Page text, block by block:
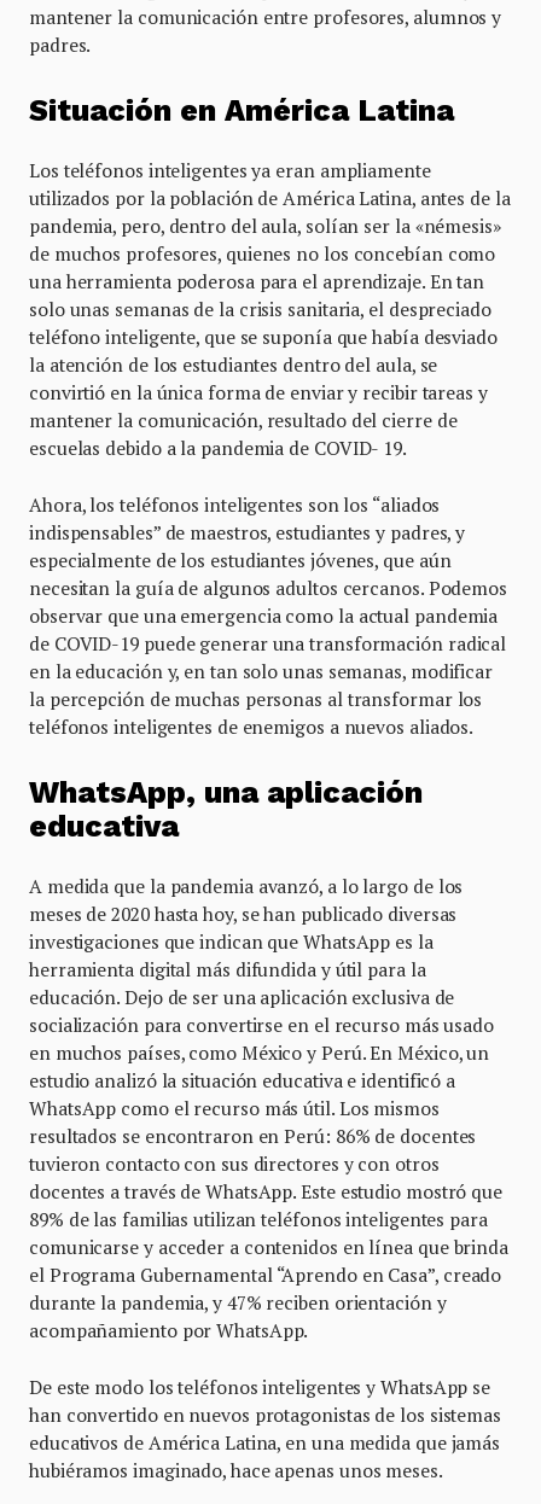
mantener la comunicación entre profesores, alumnos y
padres.
Situación en América Latina
Los teléfonos inteligentes ya eran ampliamente
utilizados por la población de América Latina, antes de la
pandemia, pero, dentro del aula, solían ser la «némesis»
de muchos profesores, quienes no los concebían como
una herramienta poderosa para el aprendizaje. En tan
solo unas semanas de la crisis sanitaria, el despreciado
teléfono inteligente, que se suponía que había desviado
la atención de los estudiantes dentro del aula, se
convirtió en la única forma de enviar y recibir tareas y
mantener la comunicación, resultado del cierre de
escuelas debido a la pandemia de COVID- 19.
Ahora, los teléfonos inteligentes son los “aliados
indispensables” de maestros, estudiantes y padres, y
especialmente de los estudiantes jóvenes, que aún
necesitan la guía de algunos adultos cercanos. Podemos
observar que una emergencia como la actual pandemia
de COVID-19 puede generar una transformación radical
en la educación y, en tan solo unas semanas, modificar
la percepción de muchas personas al transformar los
teléfonos inteligentes de enemigos a nuevos aliados.
WhatsApp, una aplicación
educativa
A medida que la pandemia avanzó, a lo largo de los
meses de 2020 hasta hoy, se han publicado diversas
investigaciones que indican que WhatsApp es la
herramienta digital más difundida y útil para la
educación. Dejo de ser una aplicación exclusiva de
socialización para convertirse en el recurso más usado
en muchos países, como México y Perú. En México, un
estudio analizó la situación educativa e identificó a
WhatsApp como el recurso más útil. Los mismos
resultados se encontraron en Perú: 86% de docentes
tuvieron contacto con sus directores y con otros
docentes a través de WhatsApp. Este estudio mostró que
89% de las familias utilizan teléfonos inteligentes para
comunicarse y acceder a contenidos en línea que brinda
el Programa Gubernamental “Aprendo en Casa”, creado
durante la pandemia, y 47% reciben orientación y
acompañamiento por WhatsApp.
De este modo los teléfonos inteligentes y WhatsApp se
han convertido en nuevos protagonistas de los sistemas
educativos de América Latina, en una medida que jamás
hubiéramos imaginado, hace apenas unos meses.